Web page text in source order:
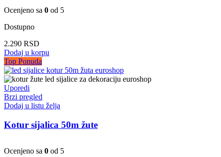
Ocenjeno sa 0 od 5
Dostupno
2.290 RSD
Dodaj u korpu
Top Ponuda
Uporedi
Brzi pregled
Dodaj u listu želja
Kotur sijalica 50m žute
Ocenjeno sa 0 od 5